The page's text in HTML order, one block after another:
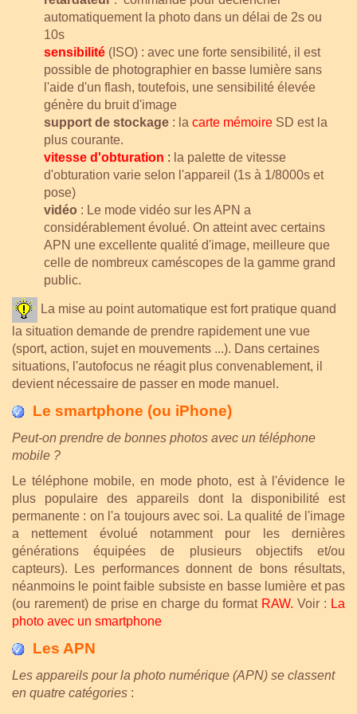
automatiquement la photo dans un délai de 2s ou
10s
sensibilité (ISO) : avec une forte sensibilité, il est
possible de photographier en basse lumière sans
l'aide d'un flash, toutefois, une sensibilité élevée
génère du bruit d'image
support de stockage : la carte mémoire SD est la
plus courante.
vitesse d'obturation : la palette de vitesse
d'obturation varie selon l'appareil (1s à 1/8000s et
pose)
vidéo : Le mode vidéo sur les APN a
considérablement évolué. On atteint avec certains
APN une excellente qualité d'image, meilleure que
celle de nombreux caméscopes de la gamme grand
public.
La mise au point automatique est fort pratique quand
la situation demande de prendre rapidement une vue
(sport, action, sujet en mouvements ...). Dans certaines
situations, l'autofocus ne réagit plus convenablement, il
devient nécessaire de passer en mode manuel.
Le smartphone (ou iPhone)
Peut-on prendre de bonnes photos avec un téléphone
mobile ?
Le téléphone mobile, en mode photo, est à l'évidence le
plus populaire des appareils dont la disponibilité est
permanente : on l'a toujours avec soi. La qualité de l'image
a nettement évolué notamment pour les dernières
générations équipées de plusieurs objectifs et/ou
capteurs). Les performances donnent de bons résultats,
néanmoins le point faible subsiste en basse lumière et pas
(ou rarement) de prise en charge du format RAW. Voir : La
photo avec un smartphone
Les APN
Les appareils pour la photo numérique (APN) se classent
en quatre catégories :